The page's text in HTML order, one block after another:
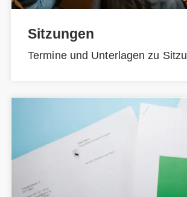
Sitzungen
Termine und Unterlagen zu